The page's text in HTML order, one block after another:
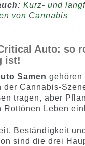
Kurz- und
von Cannabis
Auto: so
ist!
Samen gehören
der Cannabis-
tragen, aber
Rottönen Leben
Beständigkeit
sind die drei